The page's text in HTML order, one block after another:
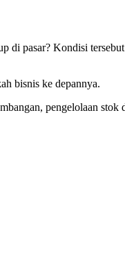
di pasar? Kondisi
bisnis ke depannya.
pengelolaan